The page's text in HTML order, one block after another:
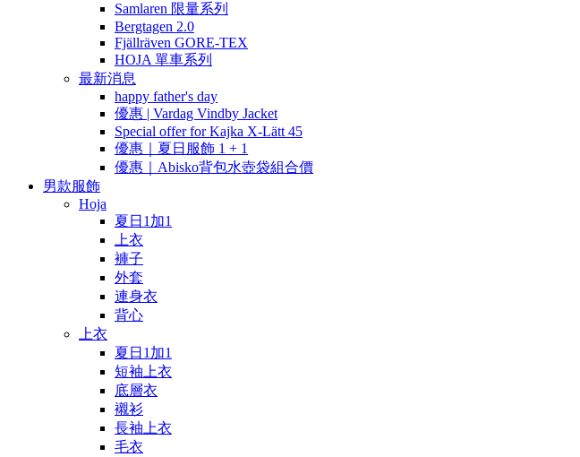
Samlaren 限量系列
Bergtagen 2.0
Fjällräven GORE-TEX
HOJA 單車系列
最新消息
happy father's day
優惠 | Vardag Vindby Jacket
Special offer for Kajka X-Lätt 45
優惠｜夏日服飾 1 + 1
優惠｜Abisko背包水壺袋組合價
男款服飾
Hoja
夏日1加1
上衣
褲子
外套
連身衣
背心
上衣
夏日1加1
短袖上衣
底層衣
襯衫
長袖上衣
毛衣